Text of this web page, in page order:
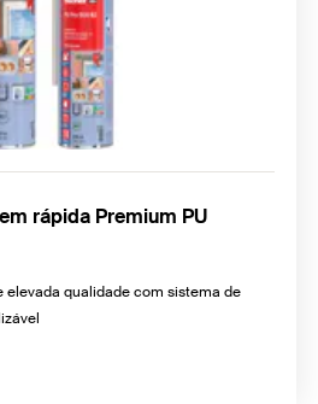
rápida Premium PU
elevada qualidade com sistema de